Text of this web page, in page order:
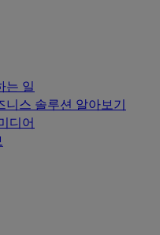
는 일
니스 솔루션 알아보기
디어